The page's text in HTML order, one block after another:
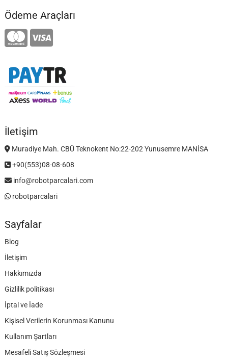
Ödeme Araçları
İletişim
Muradiye Mah. CBÜ Teknokent No:22-202 Yunusemre MANİSA
+90(553)08-08-608
info@robotparcalari.com
robotparcalari
Sayfalar
Blog
İletişim
Hakkımızda
Gizlilik politikası
İptal ve İade
Kişisel Verilerin Korunması Kanunu
Kullanım Şartları
Mesafeli Satış Sözleşmesi